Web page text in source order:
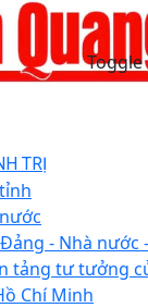
TRỊ
- Nhà nước
tảng tư tưởng
Chí Minh